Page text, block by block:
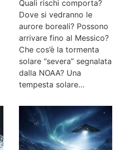
Quali rischi comporta?
Dove si vedranno le
aurore boreali? Possono
arrivare fino al Messico?
Che cos’è la tormenta
solare “severa” segnalata
dalla NOAA? Una
tempesta solare…